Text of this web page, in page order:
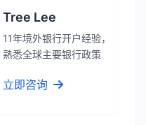
Tree Lee
11年境外银行开户经验，
熟悉全球主要银行政策
立即咨询